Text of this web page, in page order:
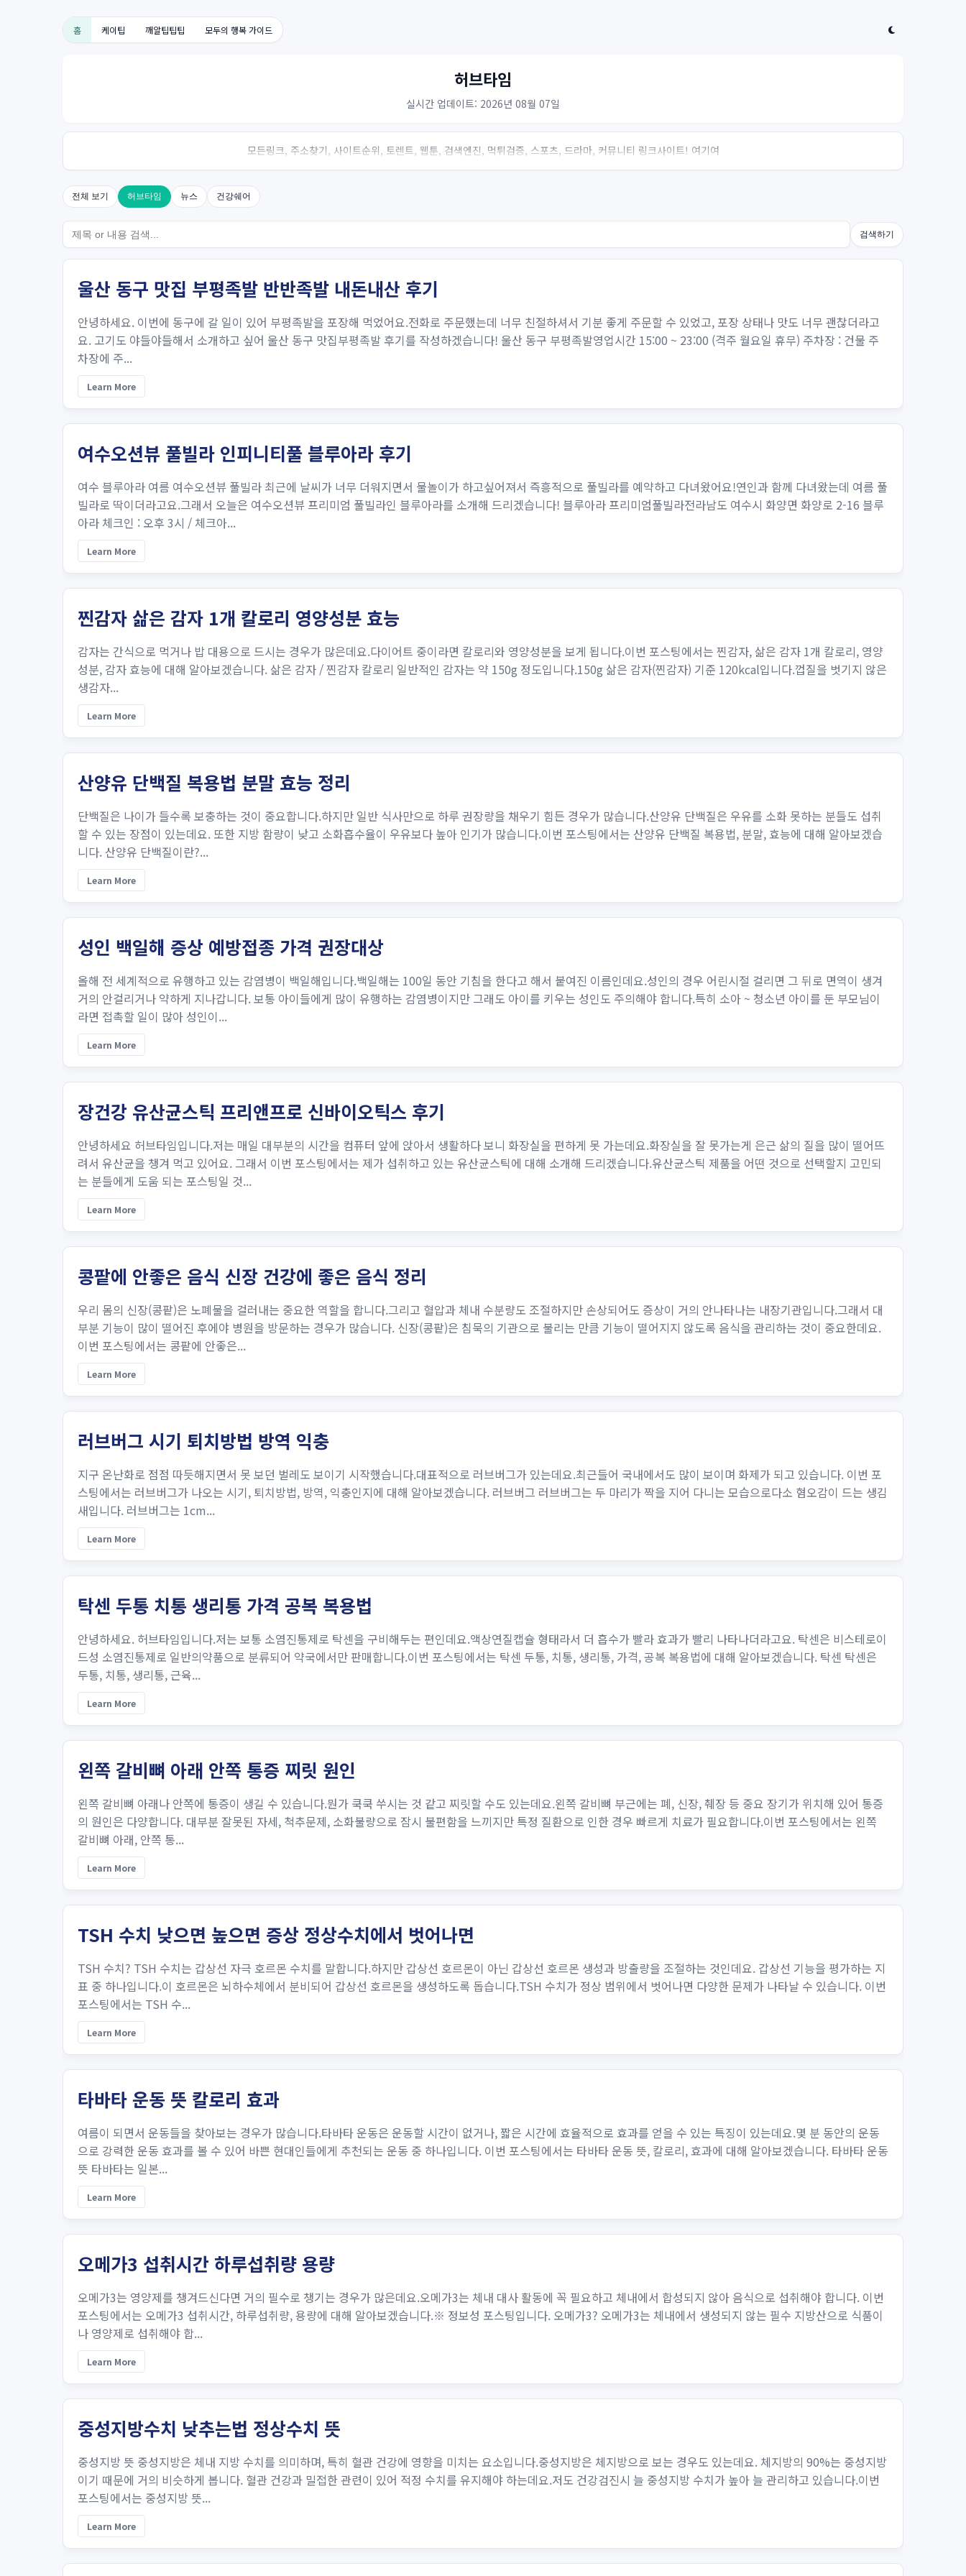
홈 케이팁 깨알팁팁팁 모두의 행복 가이드
허브타임
실시간 업데이트: 2026년 08월 07일
모든링크, 주소찾기, 사이트순위, 토렌트, 웹툰, 검색엔진, 먹튀검증, 스포츠, 드라마, 커뮤니티 링크사이트! 여기여
전체 보기 허브타임 뉴스 건강쉐어
검색하기
울산 동구 맛집 부평족발 반반족발 내돈내산 후기
안녕하세요. 이번에 동구에 갈 일이 있어 부평족발을 포장해 먹었어요.전화로 주문했는데 너무 친절하셔서 기분 좋게 주문할 수 있었고, 포장 상태나 맛도 너무 괜찮더라고
요. 고기도 야들야들해서 소개하고 싶어 울산 동구 맛집부평족발 후기를 작성하겠습니다! 울산 동구 부평족발영업시간 15:00 ~ 23:00 (격주 월요일 휴무) 주차장 : 건물 주
차장에 주...
Learn More
여수오션뷰 풀빌라 인피니티풀 블루아라 후기
여수 블루아라 여름 여수오션뷰 풀빌라 최근에 날씨가 너무 더워지면서 물놀이가 하고싶어져서 즉흥적으로 풀빌라를 예약하고 다녀왔어요!연인과 함께 다녀왔는데 여름 풀
빌라로 딱이더라고요.그래서 오늘은 여수오션뷰 프리미엄 풀빌라인 블루아라를 소개해 드리겠습니다! 블루아라 프리미엄풀빌라전라남도 여수시 화양면 화양로 2-16 블루
아라 체크인 : 오후 3시 / 체크아...
Learn More
찐감자 삶은 감자 1개 칼로리 영양성분 효능
감자는 간식으로 먹거나 밥 대용으로 드시는 경우가 많은데요.다이어트 중이라면 칼로리와 영양성분을 보게 됩니다.이번 포스팅에서는 찐감자, 삶은 감자 1개 칼로리, 영양
성분, 감자 효능에 대해 알아보겠습니다. 삶은 감자 / 찐감자 칼로리 일반적인 감자는 약 150g 정도입니다.150g 삶은 감자(찐감자) 기준 120kcal입니다.껍질을 벗기지 않은
생감자...
Learn More
산양유 단백질 복용법 분말 효능 정리
단백질은 나이가 들수록 보충하는 것이 중요합니다.하지만 일반 식사만으로 하루 권장량을 채우기 힘든 경우가 많습니다.산양유 단백질은 우유를 소화 못하는 분들도 섭취
할 수 있는 장점이 있는데요. 또한 지방 함량이 낮고 소화흡수율이 우유보다 높아 인기가 많습니다.이번 포스팅에서는 산양유 단백질 복용법, 분말, 효능에 대해 알아보겠습
니다. 산양유 단백질이란?...
Learn More
성인 백일해 증상 예방접종 가격 권장대상
올해 전 세계적으로 유행하고 있는 감염병이 백일해입니다.백일해는 100일 동안 기침을 한다고 해서 붙여진 이름인데요.성인의 경우 어린시절 걸리면 그 뒤로 면역이 생겨
거의 안걸리거나 약하게 지나갑니다. 보통 아이들에게 많이 유행하는 감염병이지만 그래도 아이를 키우는 성인도 주의해야 합니다.특히 소아 ~ 청소년 아이를 둔 부모님이
라면 접촉할 일이 많아 성인이...
Learn More
장건강 유산균스틱 프리앤프로 신바이오틱스 후기
안녕하세요 허브타임입니다.저는 매일 대부분의 시간을 컴퓨터 앞에 앉아서 생활하다 보니 화장실을 편하게 못 가는데요.화장실을 잘 못가는게 은근 삶의 질을 많이 떨어뜨
려서 유산균을 챙겨 먹고 있어요. 그래서 이번 포스팅에서는 제가 섭취하고 있는 유산균스틱에 대해 소개해 드리겠습니다.유산균스틱 제품을 어떤 것으로 선택할지 고민되
는 분들에게 도움 되는 포스팅일 것...
Learn More
콩팥에 안좋은 음식 신장 건강에 좋은 음식 정리
우리 몸의 신장(콩팥)은 노폐물을 걸러내는 중요한 역할을 합니다.그리고 혈압과 체내 수분량도 조절하지만 손상되어도 증상이 거의 안나타나는 내장기관입니다.그래서 대
부분 기능이 많이 떨어진 후에야 병원을 방문하는 경우가 많습니다. 신장(콩팥)은 침묵의 기관으로 불리는 만큼 기능이 떨어지지 않도록 음식을 관리하는 것이 중요한데요.
이번 포스팅에서는 콩팥에 안좋은...
Learn More
러브버그 시기 퇴치방법 방역 익충
지구 온난화로 점점 따듯해지면서 못 보던 벌레도 보이기 시작했습니다.대표적으로 러브버그가 있는데요.최근들어 국내에서도 많이 보이며 화제가 되고 있습니다. 이번 포
스팅에서는 러브버그가 나오는 시기, 퇴치방법, 방역, 익충인지에 대해 알아보겠습니다. 러브버그 러브버그는 두 마리가 짝을 지어 다니는 모습으로다소 혐오감이 드는 생김
새입니다. 러브버그는 1cm...
Learn More
탁센 두통 치통 생리통 가격 공복 복용법
안녕하세요. 허브타임입니다.저는 보통 소염진통제로 탁센을 구비해두는 편인데요.액상연질캡슐 형태라서 더 흡수가 빨라 효과가 빨리 나타나더라고요. 탁센은 비스테로이
드성 소염진통제로 일반의약품으로 분류되어 약국에서만 판매합니다.이번 포스팅에서는 탁센 두통, 치통, 생리통, 가격, 공복 복용법에 대해 알아보겠습니다. 탁센 탁센은
두통, 치통, 생리통, 근육...
Learn More
왼쪽 갈비뼈 아래 안쪽 통증 찌릿 원인
왼쪽 갈비뼈 아래나 안쪽에 통증이 생길 수 있습니다.뭔가 쿡쿡 쑤시는 것 같고 찌릿할 수도 있는데요.왼쪽 갈비뼈 부근에는 폐, 신장, 췌장 등 중요 장기가 위치해 있어 통증
의 원인은 다양합니다. 대부분 잘못된 자세, 척추문제, 소화불량으로 잠시 불편함을 느끼지만 특정 질환으로 인한 경우 빠르게 치료가 필요합니다.이번 포스팅에서는 왼쪽
갈비뼈 아래, 안쪽 통...
Learn More
TSH 수치 낮으면 높으면 증상 정상수치에서 벗어나면
TSH 수치? TSH 수치는 갑상선 자극 호르몬 수치를 말합니다.하지만 갑상선 호르몬이 아닌 갑상선 호르몬 생성과 방출량을 조절하는 것인데요. 갑상선 기능을 평가하는 지
표 중 하나입니다.이 호르몬은 뇌하수체에서 분비되어 갑상선 호르몬을 생성하도록 돕습니다.TSH 수치가 정상 범위에서 벗어나면 다양한 문제가 나타날 수 있습니다. 이번
포스팅에서는 TSH 수...
Learn More
타바타 운동 뜻 칼로리 효과
여름이 되면서 운동들을 찾아보는 경우가 많습니다.타바타 운동은 운동할 시간이 없거나, 짧은 시간에 효율적으로 효과를 얻을 수 있는 특징이 있는데요.몇 분 동안의 운동
으로 강력한 운동 효과를 볼 수 있어 바쁜 현대인들에게 추천되는 운동 중 하나입니다. 이번 포스팅에서는 타바타 운동 뜻, 칼로리, 효과에 대해 알아보겠습니다. 타바타 운동
뜻 타바타는 일본...
Learn More
오메가3 섭취시간 하루섭취량 용량
오메가3는 영양제를 챙겨드신다면 거의 필수로 챙기는 경우가 많은데요.오메가3는 체내 대사 활동에 꼭 필요하고 체내에서 합성되지 않아 음식으로 섭취해야 합니다. 이번
포스팅에서는 오메가3 섭취시간, 하루섭취량, 용량에 대해 알아보겠습니다.※ 정보성 포스팅입니다. 오메가3? 오메가3는 체내에서 생성되지 않는 필수 지방산으로 식품이
나 영양제로 섭취해야 합...
Learn More
중성지방수치 낮추는법 정상수치 뜻
중성지방 뜻 중성지방은 체내 지방 수치를 의미하며, 특히 혈관 건강에 영향을 미치는 요소입니다.중성지방은 체지방으로 보는 경우도 있는데요. 체지방의 90%는 중성지방
이기 때문에 거의 비슷하게 봅니다. 혈관 건강과 밀접한 관련이 있어 적정 수치를 유지해야 하는데요.저도 건강검진시 늘 중성지방 수치가 높아 늘 관리하고 있습니다.이번
포스팅에서는 중성지방 뜻...
Learn More